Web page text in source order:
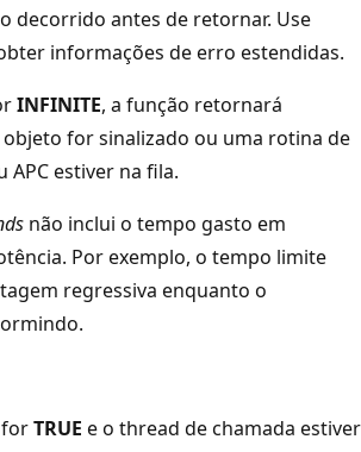
decorrido antes de retornar. Use
informações de erro estendidas.
INFINITE, a função retornará
for sinalizado ou uma rotina de
APC estiver na fila.
não inclui o tempo gasto em
Por exemplo, o tempo limite
regressiva enquanto o
forTRUE e o thread de chamada estiver